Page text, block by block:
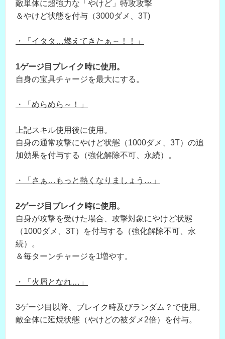
敵単体に超強力な「やけど」特攻攻撃
＆やけど状態を付与（3000ダメ、3T)
・「イタタ…燃えてきたぁ～！！」
1ゲージ目ブレイク時に使用。
自身の宝具チャージを最大にする。
・「めらめら～！」
上記スキル使用後に使用。
自身の通常攻撃にやけど状態（1000ダメ、3T）の追
加効果を付与する（強化解除不可、永続）。
・「さぁ…もっと熱くなりましょう…」
2ゲージ目ブレイク時に使用。
自身が攻撃を受けた場合、攻撃対象にやけど状態
（1000ダメ、3T）を付与する（強化解除不可、永
続）。
＆毎ターンチャージを1増やす。
・「火屑となれ…」
3ゲージ目以降、ブレイク時及びランダム？で使用。
敵全体に延焼状態（やけどの被ダメ2倍）を付与。